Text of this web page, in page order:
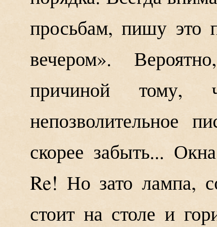
просьбам, пишу это
вечером».
причиной тому,
непозволительное
скорее забыть...
Re! Но зато лампа,
стоит на столе и